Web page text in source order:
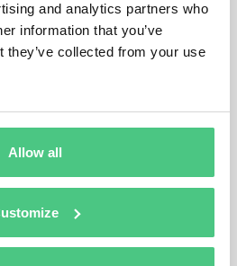
and analytics partners who
information that you’ve
they’ve collected from your use
Allow all